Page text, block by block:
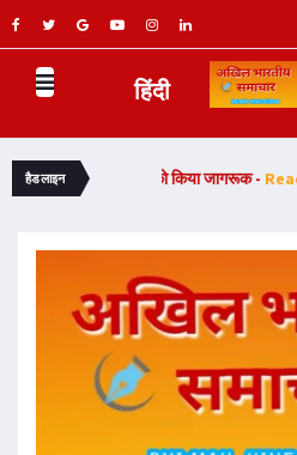
हिंदी
हैडलाइन
यात्रियों को किया जागरूक -Read Now